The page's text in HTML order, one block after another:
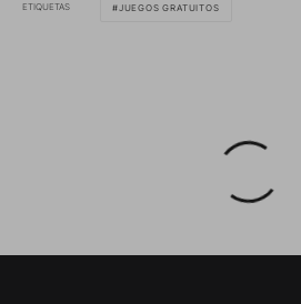
ETIQUETAS JUEGOS GRATUITOS